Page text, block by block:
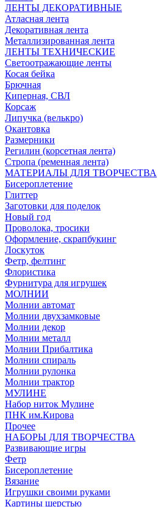
ЛЕНТЫ ДЕКОРАТИВНЫЕ
Атласная лента
Декоративная лента
Металлизированная лента
ЛЕНТЫ ТЕХНИЧЕСКИЕ
Светоотражающие ленты
Косая бейка
Брючная
Киперная, СВЛ
Корсаж
Липучка (велькро)
Окантовка
Размерники
Регилин (корсетная лента)
Стропа (ременная лента)
МАТЕРИАЛЫ ДЛЯ ТВОРЧЕСТВА
Бисероплетение
Глиттер
Заготовки для поделок
Новый год
Проволока, тросики
Оформление, скрапбукинг
Лоскуток
Фетр, фелтинг
Флористика
Фурнитура для игрушек
МОЛНИИ
Молнии автомат
Молнии двухзамковые
Молнии декор
Молнии металл
Молнии Прибалтика
Молнии спираль
Молнии рулонка
Молнии трактор
МУЛИНЕ
Набор ниток Мулине
ПНК им.Кирова
Прочее
НАБОРЫ ДЛЯ ТВОРЧЕСТВА
Развивающие игры
Фетр
Бисероплетение
Вязание
Игрушки своими руками
Картины шерстью